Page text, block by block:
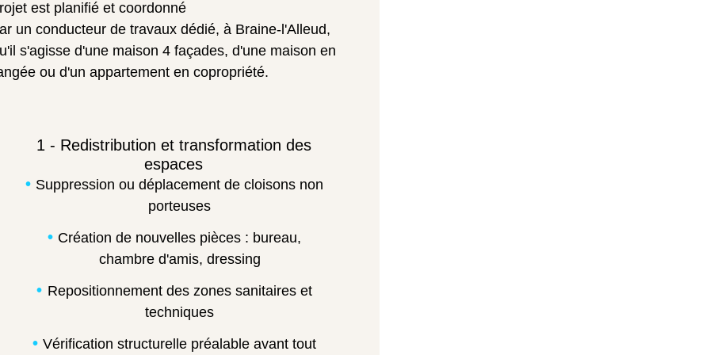
est planifié et coordonné
un conducteur de travaux dédié, à Braine-l'Alleud,
s'agisse d'une maison 4 façades, d'une maison en
ou d'un appartement en copropriété.
1 - Redistribution et transformation des
espaces
Suppression ou déplacement de cloisons non
porteuses
Création de nouvelles pièces : bureau,
chambre d'amis, dressing
Repositionnement des zones sanitaires et
techniques
Vérification structurelle préalable avant tout